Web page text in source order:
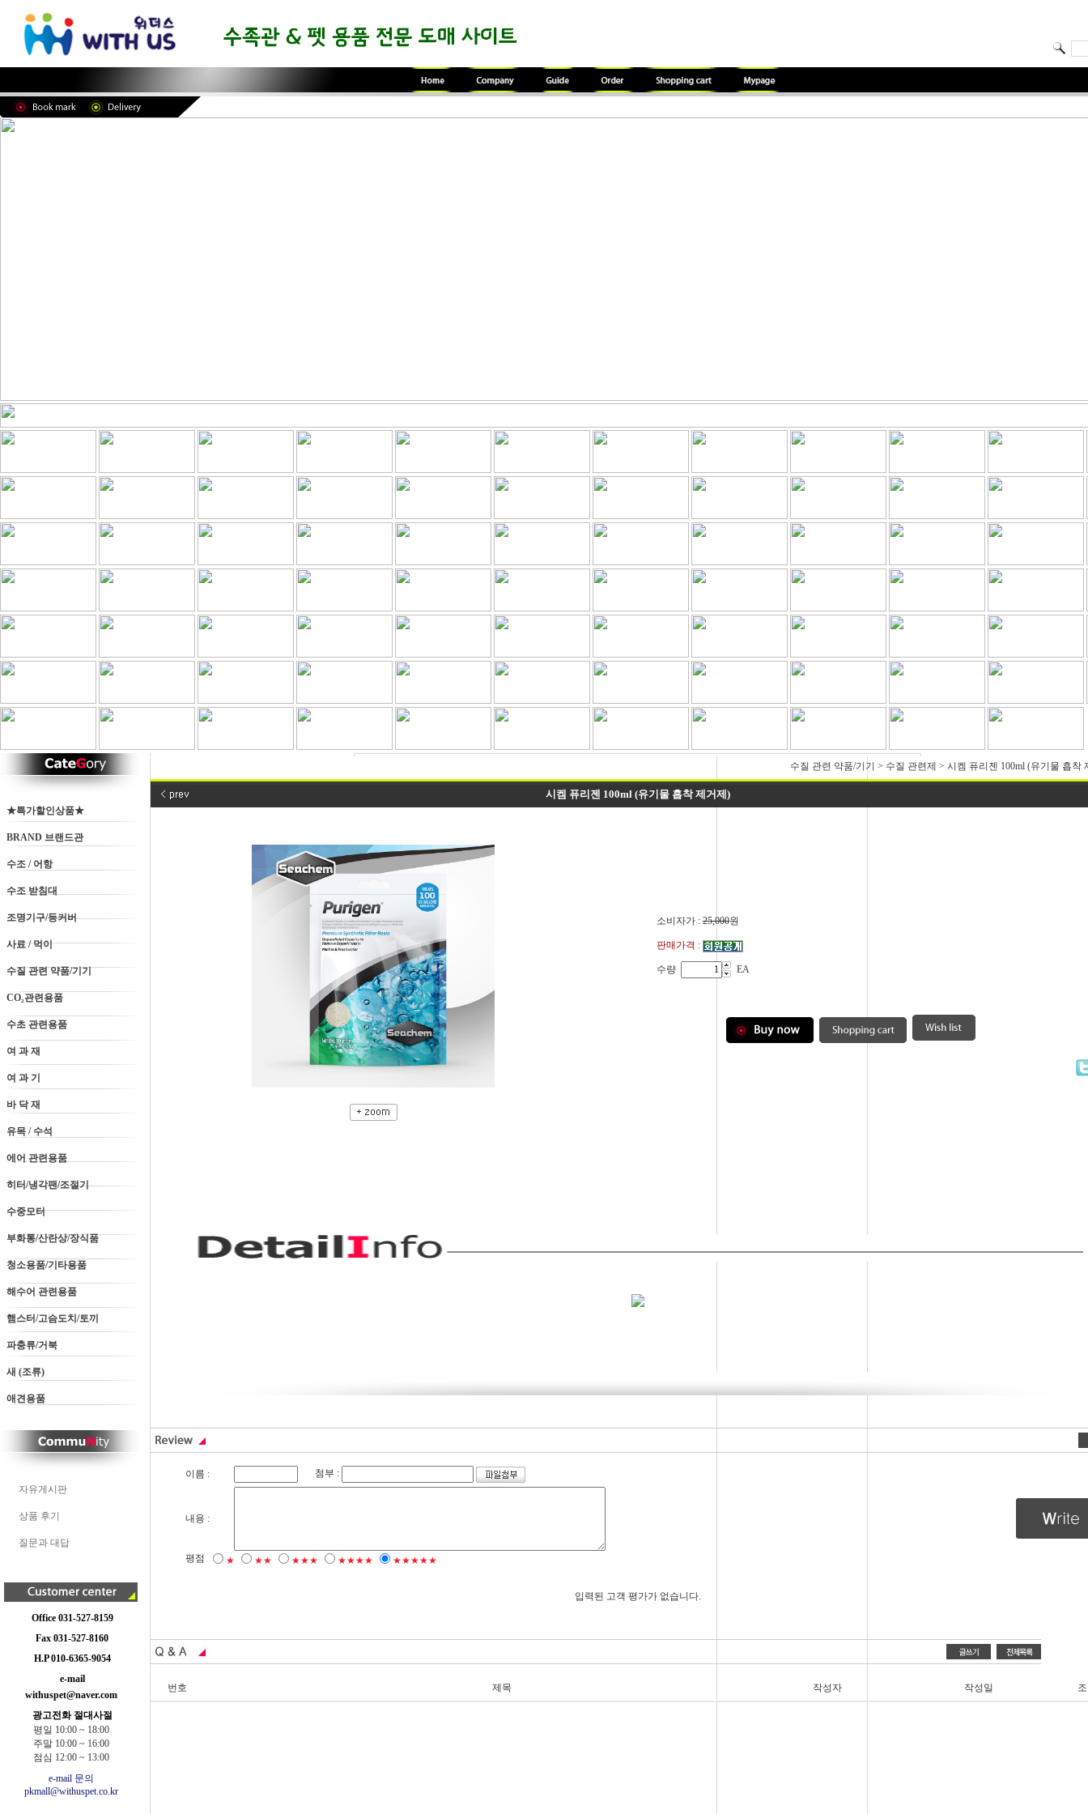
★특가할인상품★
BRAND 브랜드관
수조 / 어항
수조 받침대
조명기구/등커버
사료 / 먹이
수질 관련 약품/기기
CO₂관련용품
수초 관련용품
여 과 재
여 과 기
바 닥 재
유목 / 수석
에어 관련용품
히터/냉각팬/조절기
수중모터
부화통/산란상/장식품
청소용품/기타용품
해수어 관련용품
햄스터/고슴도치/토끼
파충류/거북
새 (조류)
애견용품
자유게시판
상품 후기
질문과 대답
Office 031-527-8159
Fax 031-527-8160
H.P 010-6365-9054
e-mail
withuspet@naver.com
광고전화 절대사절
평일 10:00 ~ 18:00
주말 10:00 ~ 16:00
점심 12:00 ~ 13:00
e-mail 문의
pkmall@withuspet.co.kr
수질 관련 약품/기기 > 수질 관련제 > 시켐 퓨리젠 100ml (유기물 흡착
시켐 퓨리젠 100ml (유기물 흡착 제거제)
소비자가 : 25,000원
판매가격 :
수량 EA
이름 : 첨부 :
내용 :
평점 ★ ★★ ★★★ ★★★★ ★★★★★
입력된 고객 평가가 없습니다.
번호 제목 작성자 작성일